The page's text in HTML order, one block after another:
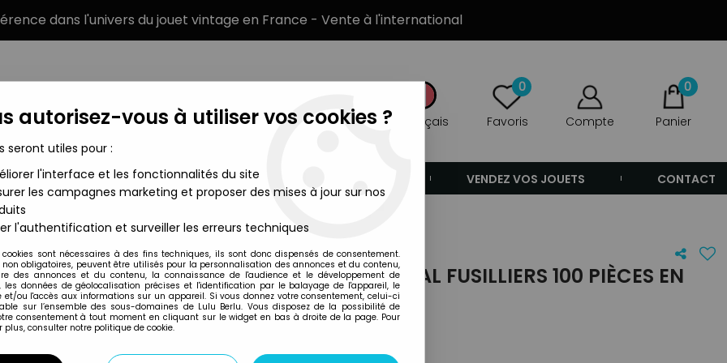
dans l'univers du jouet vintage en France - Vente à l'international
Français
0
Favoris Compte
0
Panier
MARQUES TYPE DE PRODUIT VENDEZ VOS JOUETS CONTACT
guerre mondiale
Atlantic
ATLANTIC 72EME 53 ROYAL FUSILLIERS 100 PIÈCES EN
BOITE
autorisez-vous à utiliser vos cookies ?
seront utiles pour :
l'interface et les fonctionnalités du site
les campagnes marketing et proposer des mises à jour sur nos
l'authentification et surveiller les erreurs techniques
cookies sont nécessaires à des fins techniques, ils sont donc dispensés de consentement.
non obligatoires, peuvent être utilisés pour la personnalisation des annonces et du contenu,
des annonces et du contenu, la connaissance de l'audience et le développement de
les données de géolocalisation précises et l'identification par le balayage de l'appareil, le
et/ou l'accès aux informations sur un appareil. Si vous donnez votre consentement, celui-ci
sur l’ensemble des sous-domaines de Lulu Berlu. Vous disposez de la possibilité de
consentement à tout moment en cliquant sur le widget en bas à droite de la page. Pour
plus, consulter notre politique de cookie.